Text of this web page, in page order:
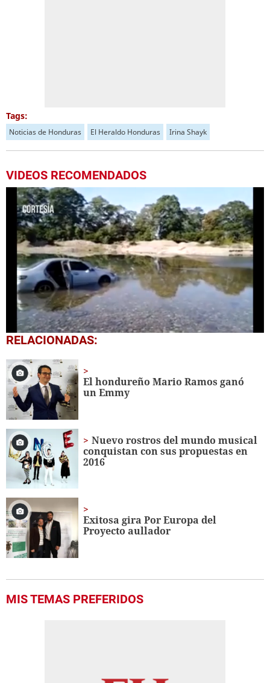
Tags:
Noticias de Honduras El Heraldo Honduras Irina Shayk
VIDEOS RECOMENDADOS
0
seconds
23
seconds
Próximo
Ambiente en el interior del Congreso Nacional; no hay energía eléctrica
RELACIONADAS:
El hondure­ño Mario Ramos ganó
un Emmy
Nuevo rostros del mundo musical
conquistan con sus propuestas en
2016
Exitosa gira Por Europa del
Proyecto aullador
MIS TEMAS PREFERIDOS